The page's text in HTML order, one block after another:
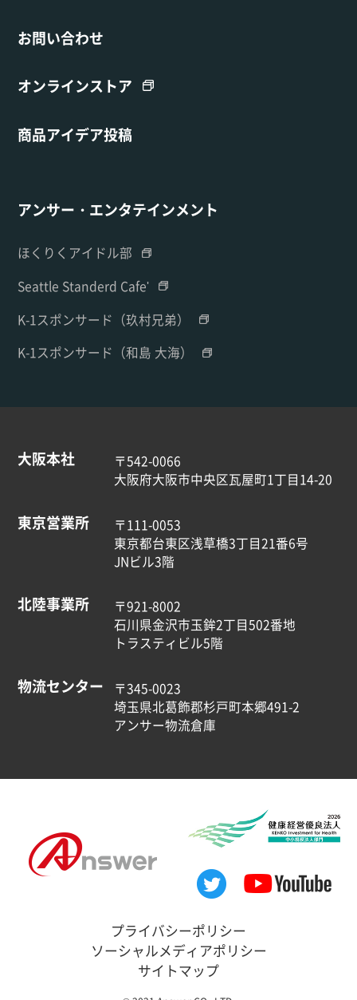
お問い合わせ
オンラインストア
商品アイデア投稿
アンサー・エンタテインメント
ほくりくアイドル部
Seattle Standerd Cafe'
K-1スポンサード（玖村兄弟）
K-1スポンサード（和島 大海）
大阪本社
〒542-0066
大阪府大阪市中央区瓦屋町1丁目14-20
東京営業所
〒111-0053
東京都台東区浅草橋3丁目21番6号
JNビル3階
北陸事業所
〒921-8002
石川県金沢市玉鉾2丁目502番地
トラスティビル5階
物流センター
〒345-0023
埼玉県北葛飾郡杉戸町本郷491-2
アンサー物流倉庫
プライバシーポリシー
ソーシャルメディアポリシー
サイトマップ